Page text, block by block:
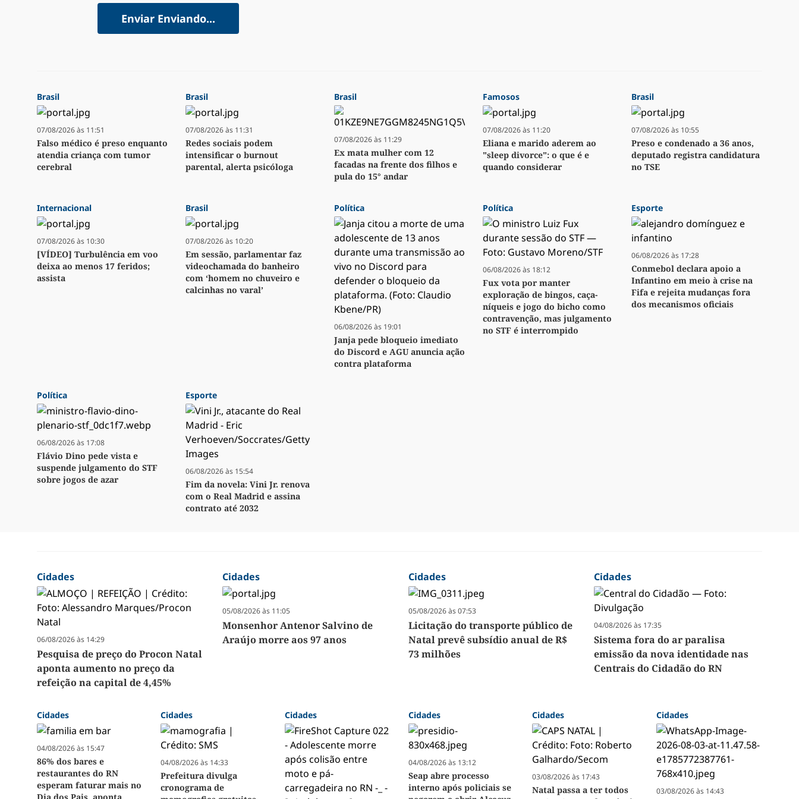
Enviar Enviando...
Brasil
07/08/2026 às 11:51
Falso médico é preso enquanto
atendia criança com tumor
cerebral
Brasil
07/08/2026 às 11:31
Redes sociais podem
intensificar o burnout
parental, alerta psicóloga
Brasil
07/08/2026 às 11:29
Ex mata mulher com 12
facadas na frente dos filhos e
pula do 15° andar
Famosos
07/08/2026 às 11:20
Eliana e marido aderem ao
"sleep divorce": o que é e
quando considerar
Brasil
07/08/2026 às 10:55
Preso e condenado a 36 anos,
deputado registra candidatura
no TSE
Internacional
07/08/2026 às 10:30
[VÍDEO] Turbulência em voo
deixa ao menos 17 feridos;
assista
Brasil
07/08/2026 às 10:20
Em sessão, parlamentar faz
videochamada do banheiro
com ‘homem no chuveiro e
calcinhas no varal’
Política
06/08/2026 às 19:01
Janja pede bloqueio imediato
do Discord e AGU anuncia ação
contra plataforma
Política
06/08/2026 às 18:12
Fux vota por manter
exploração de bingos, caça-
níqueis e jogo do bicho como
contravenção, mas julgamento
no STF é interrompido
Esporte
06/08/2026 às 17:28
Conmebol declara apoio a
Infantino em meio à crise na
Fifa e rejeita mudanças fora
dos mecanismos oficiais
Política
06/08/2026 às 17:08
Flávio Dino pede vista e
suspende julgamento do STF
sobre jogos de azar
Esporte
06/08/2026 às 15:54
Fim da novela: Vini Jr. renova
com o Real Madrid e assina
contrato até 2032
Cidades
06/08/2026 às 14:29
Pesquisa de preço do Procon Natal
aponta aumento no preço da
refeição na capital de 4,45%
Cidades
05/08/2026 às 11:05
Monsenhor Antenor Salvino de
Araújo morre aos 97 anos
Cidades
05/08/2026 às 07:53
Licitação do transporte público de
Natal prevê subsídio anual de R$
73 milhões
Cidades
04/08/2026 às 17:35
Sistema fora do ar paralisa
emissão da nova identidade nas
Centrais do Cidadão do RN
Cidades
04/08/2026 às 15:47
86% dos bares e
restaurantes do RN
esperam faturar mais no
Cidades
04/08/2026 às 14:33
Prefeitura divulga
cronograma de
Cidades Cidades
04/08/2026 às 13:12
Seap abre processo
interno após policiais se
Cidades
03/08/2026 às 17:43
Natal passa a ter todos
Cidades
03/08/2026 às 14:43